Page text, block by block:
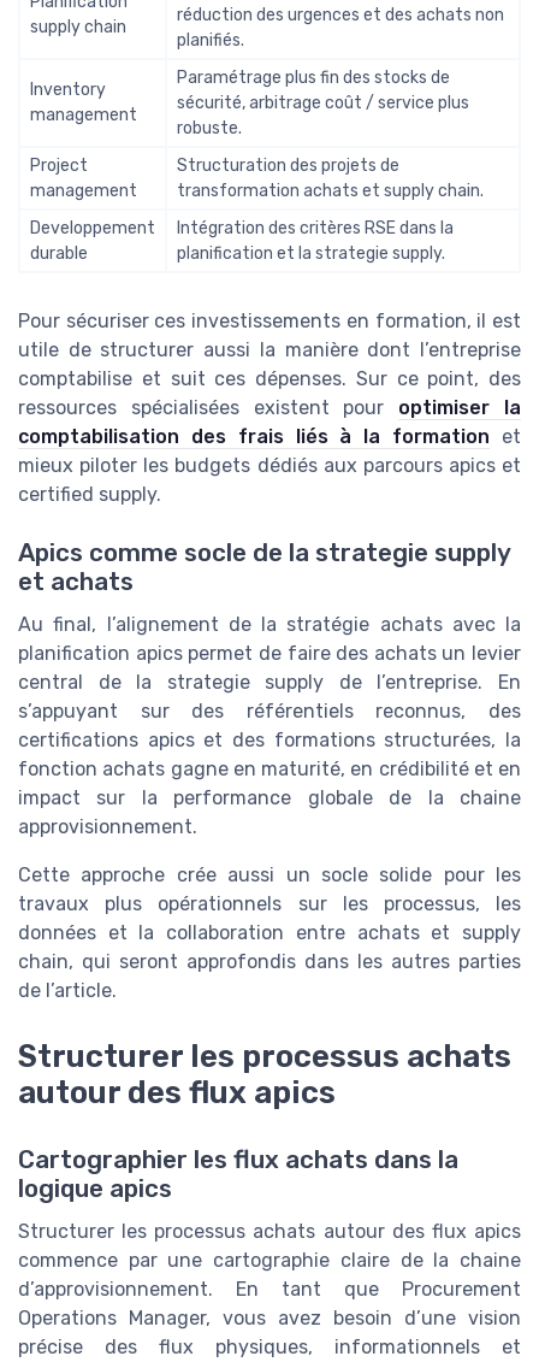
supply chain
réduction des urgences et des achats non
planifiés.
Inventory
management
Paramétrage plus fin des stocks de
sécurité, arbitrage coût / service plus
robuste.
Project
management
Structuration des projets de
transformation achats et supply chain.
Developpement
durable
Intégration des critères RSE dans la
planification et la strategie supply.
Pour sécuriser ces investissements en formation, il est
utile de structurer aussi la manière dont l’entreprise
comptabilise et suit ces dépenses. Sur ce point, des
ressources spécialisées existent pour optimiser la
comptabilisation des frais liés à la formation et
mieux piloter les budgets dédiés aux parcours apics et
certified supply.
Apics comme socle de la strategie supply
et achats
Au final, l’alignement de la stratégie achats avec la
planification apics permet de faire des achats un levier
central de la strategie supply de l’entreprise. En
s’appuyant sur des référentiels reconnus, des
certifications apics et des formations structurées, la
fonction achats gagne en maturité, en crédibilité et en
impact sur la performance globale de la chaine
approvisionnement.
Cette approche crée aussi un socle solide pour les
travaux plus opérationnels sur les processus, les
données et la collaboration entre achats et supply
chain, qui seront approfondis dans les autres parties
de l’article.
Structurer les processus achats
autour des flux apics
Cartographier les flux achats dans la
logique apics
Structurer les processus achats autour des flux apics
commence par une cartographie claire de la chaine
d’approvisionnement. En tant que Procurement
Operations Manager, vous avez besoin d’une vision
précise des flux physiques, informationnels et